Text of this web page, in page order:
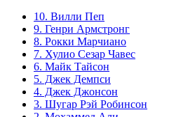
10. Вилли Пеп
9. Генри Армстронг
8. Рокки Марчиано
7. Хулио Сезар Чавес
6. Майк Тайсон
5. Джек Демпси
4. Джек Джонсон
3. Шугар Рэй Робинсон